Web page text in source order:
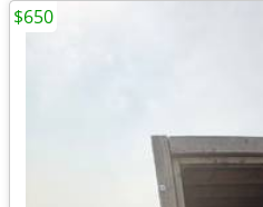
$650